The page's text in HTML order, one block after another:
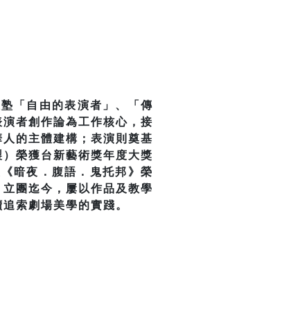
「自由的表演者」、「傳
者創作論為工作核心，接
的主體建構；表演則奠基
榮獲台新藝術獎年度大獎
暗夜．腹語．鬼托邦》榮
團迄今，屢以作品及教學
索劇場美學的實踐。